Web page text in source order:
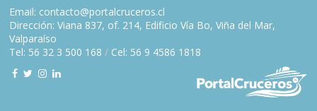
Email: contacto@portalcruceros.cl
Dirección: Viana 837, of. 214, Edificio Vía Bo, Viña del Mar,
Valparaíso
Tel: 56 32 3 500 168 / Cel: 56 9 4586 1818